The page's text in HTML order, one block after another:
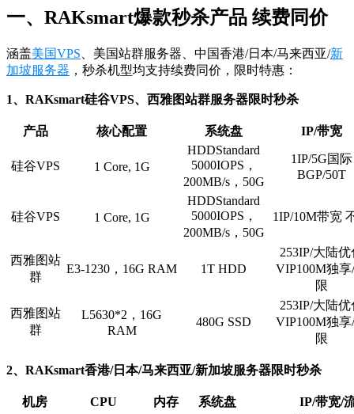
一、RAKsmart爆款秒杀产品 续费同价
涵盖美国VPS 、美国站群服务器、中国香港/日本/马来西亚/新
加坡服务器 ，秒杀机型均支持续费同价，限时特惠：
1、RAKsmart硅谷VPS、西雅图站群服务器限时秒杀
产品 核心配置 系统盘 IP/带宽
硅谷VPS 1 Core, 1G
HDDStandard
5000IOPS，
200MB/s，50G
1IP/5G国际
BGP/50T
硅谷VPS 1 Core, 1G
HDDStandard
5000IOPS，
200MB/s，50G
1IP/10M带宽
西雅图站
群
E3-1230，16G RAM 1T HDD
253IP/大陆优
VIP100M独享
限
西雅图站
群
L5630*2，16G
RAM
480G SSD
253IP/大陆优
VIP100M独享
限
2、RAKsmart香港/日本/马来西亚/新加坡服务器限时秒杀
机房 CPU 内存 系统盘 IP/带宽/